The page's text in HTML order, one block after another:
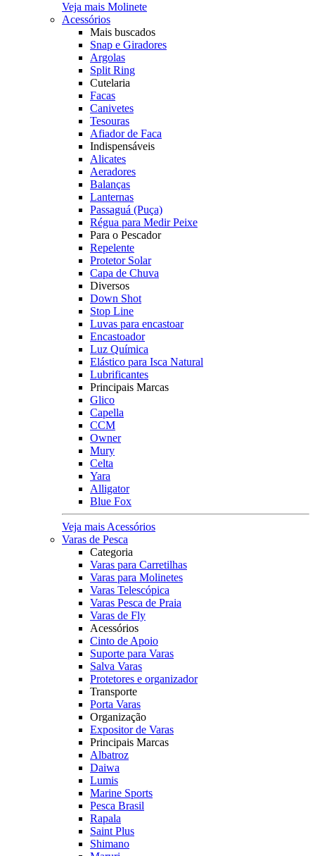
Veja mais Molinete
Acessórios
Mais buscados
Snap e Giradores
Argolas
Split Ring
Cutelaria
Facas
Canivetes
Tesouras
Afiador de Faca
Indispensáveis
Alicates
Aeradores
Balanças
Lanternas
Passaguá (Puça)
Régua para Medir Peixe
Para o Pescador
Repelente
Protetor Solar
Capa de Chuva
Diversos
Down Shot
Stop Line
Luvas para encastoar
Encastoador
Luz Química
Elástico para Isca Natural
Lubrificantes
Principais Marcas
Glico
Capella
CCM
Owner
Mury
Celta
Yara
Alligator
Blue Fox
Veja mais Acessórios
Varas de Pesca
Categoria
Varas para Carretilhas
Varas para Molinetes
Varas Telescópica
Varas Pesca de Praia
Varas de Fly
Acessórios
Cinto de Apoio
Suporte para Varas
Salva Varas
Protetores e organizador
Transporte
Porta Varas
Organização
Expositor de Varas
Principais Marcas
Albatroz
Daiwa
Lumis
Marine Sports
Pesca Brasil
Rapala
Saint Plus
Shimano